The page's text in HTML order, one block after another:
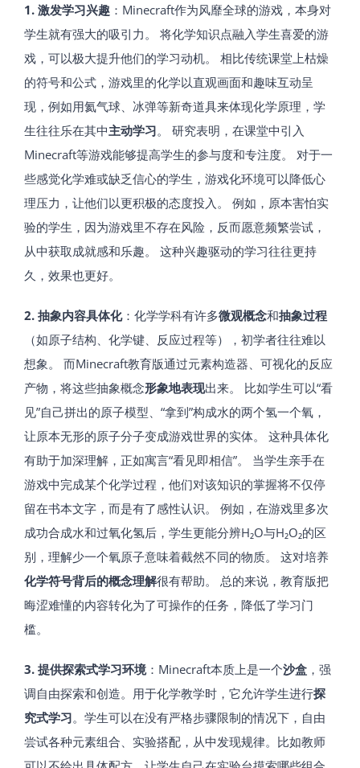
1. 激发学习兴趣：Minecraft作为风靡全球的游戏，本身对
学生就有强大的吸引力。 将化学知识点融入学生喜爱的游
戏，可以极大提升他们的学习动机​。 相比传统课堂上枯燥
的符号和公式，游戏里的化学以直观画面和趣味互动呈
现，例如用氦气球、冰弹等新奇道具来体现化学原理，学
生往往乐在其中主动学习。 研究表明，在课堂中引入
Minecraft等游戏能够提高学生的参与度和专注度​。 对于一
些感觉化学难或缺乏信心的学生，游戏化环境可以降低心
理压力，让他们以更积极的态度投入。 例如，原本害怕实
验的学生，因为游戏里不存在风险，反而愿意频繁尝试，
从中获取成就感和乐趣。 这种兴趣驱动的学习往往更持
久，效果也更好。
2. 抽象内容具体化：化学学科有许多微观概念和抽象过程
（如原子结构、化学键、反应过程等），初学者往往难以
想象。 而Minecraft教育版通过元素构造器、可视化的反应
产物，将这些抽象概念形象地表现出来。 比如学生可以“看
见”自己拼出的原子模型、“拿到”构成水的两个氢一个氧，
让原本无形的原子分子变成游戏世界的实体。 这种具体化
有助于加深理解，正如寓言“看见即相信”。 当学生亲手在
游戏中完成某个化学过程，他们对该知识的掌握将不仅停
留在书本文字，而是有了感性认识。 例如，在游戏里多次
成功合成水和过氧化氢后，学生更能分辨H₂O与H₂O₂的区
别，理解少一个氧原子意味着截然不同的物质。 这对培养
化学符号背后的概念理解很有帮助。 总的来说，教育版把
晦涩难懂的内容转化为了可操作的任务，降低了学习门
槛。
3. 提供探索式学习环境：Minecraft本质上是一个沙盒，强
调自由探索和创造。用于化学教学时，它允许学生进行探
究式学习。学生可以在没有严格步骤限制的情况下，自由
尝试各种元素组合、实验搭配，从中发现规律。比如教师